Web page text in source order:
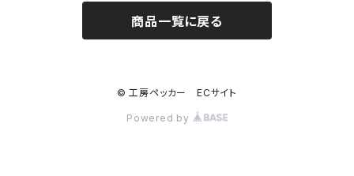
ナンバープレートキーホルダー
商品一覧に戻る
© 工房ペッカー ECサイト
Powered by